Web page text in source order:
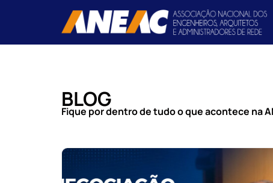
BLOG
Fique por dentro de tudo o que acontece na